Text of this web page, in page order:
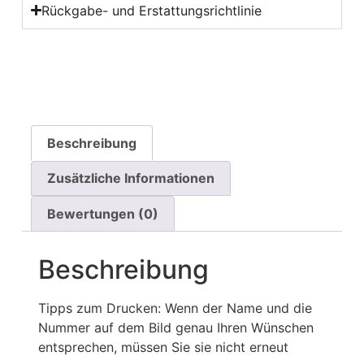
Rückgabe- und Erstattungsrichtlinie
Beschreibung
Zusätzliche Informationen
Bewertungen (0)
Beschreibung
Tipps zum Drucken: Wenn der Name und die
Nummer auf dem Bild genau Ihren Wünschen
entsprechen, müssen Sie sie nicht erneut